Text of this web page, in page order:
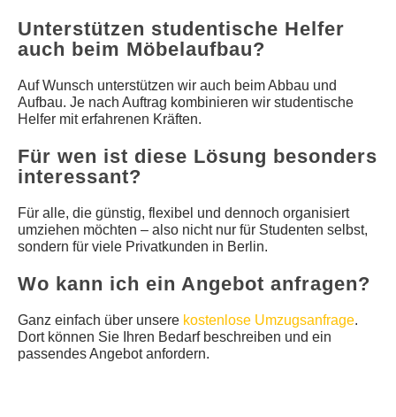
Unterstützen studentische Helfer
auch beim Möbelaufbau?
Auf Wunsch unterstützen wir auch beim Abbau und
Aufbau. Je nach Auftrag kombinieren wir studentische
Helfer mit erfahrenen Kräften.
Für wen ist diese Lösung besonders
interessant?
Für alle, die günstig, flexibel und dennoch organisiert
umziehen möchten – also nicht nur für Studenten selbst,
sondern für viele Privatkunden in Berlin.
Wo kann ich ein Angebot anfragen?
Ganz einfach über unsere kostenlose Umzugsanfrage.
Dort können Sie Ihren Bedarf beschreiben und ein
passendes Angebot anfordern.